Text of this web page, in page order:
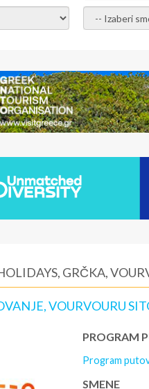
- Izaberite
GRČKA,
VOURVOURU
PROGRAM
Program
SMENE